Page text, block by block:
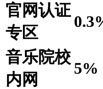
官网认证
专区
音乐院校
内网
5%